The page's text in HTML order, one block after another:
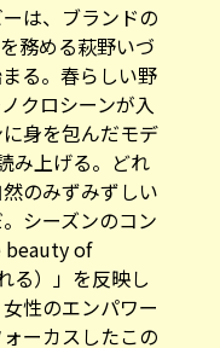
は、ブランドの
務める萩野いづ
る。春らしい野
クロシーンが入
身を包んだモデ
み上げる。どれ
のみずみずしい
シーズンのコン
beauty of
る）」を反映し
性のエンパワー
ーカスしたこの